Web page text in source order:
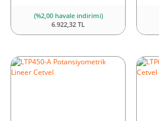
(%2,00 havale indirimi)
6.922,32 TL